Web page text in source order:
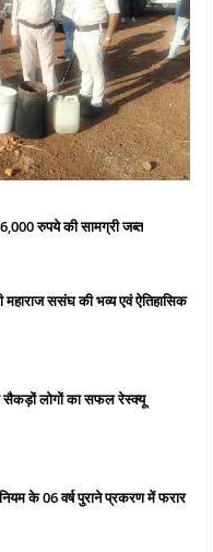
रुपये की सामग्री जब्त
ससंघ की भव्य एवं ऐतिहासिक
सैकड़ों लोगों का सफल रेस्क्यू
के 06 वर्ष पुराने प्रकरण में फरार